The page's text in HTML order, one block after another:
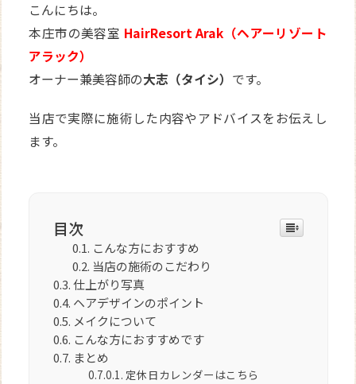
こんにちは。
本庄市の美容室 HairResort Arak（ヘアーリゾート
アラック）
オーナー兼美容師の大志（タイシ） です。
当店で実際に施術した内容やアドバイスをお伝えし
ます。
目次
こんな方におすすめ
当店の施術のこだわり
仕上がり写真
ヘアデザインのポイント
メイクについて
こんな方におすすめです
まとめ
定休日カレンダーはこちら